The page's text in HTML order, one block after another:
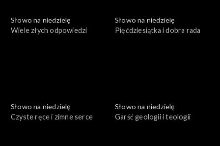
Słowo na niedzielę
Wiele złych odpowiedzi
Słowo na niedzielę
Pięćdziesiątka i dobra rada
Słowo na niedzielę
Czyste ręce i zimne serce
Słowo na niedzielę
Garść geologii i teologii